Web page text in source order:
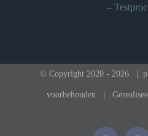
–
© Copyright 2020 - 2026 |
voorbehouden |